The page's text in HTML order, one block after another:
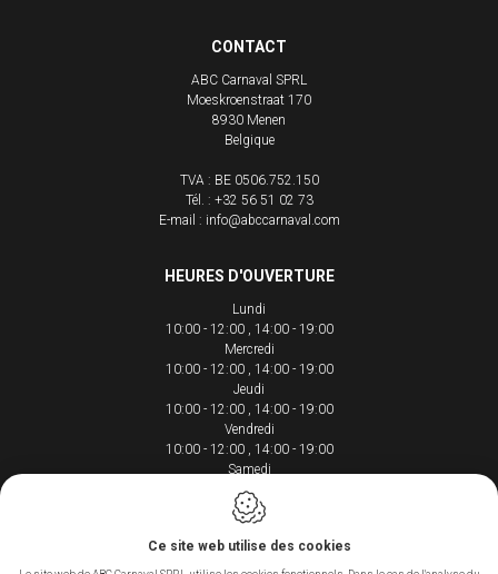
CONTACT
ABC Carnaval SPRL
Moeskroenstraat 170
8930 Menen
Belgique
TVA : BE 0506.752.150
Tél. : +32 56 51 02 73
E-mail : info@abccarnaval.com
HEURES D'OUVERTURE
Lundi
10:00 - 12:00
14:00 - 19:00
Mercredi
10:00 - 12:00
14:00 - 19:00
Jeudi
10:00 - 12:00
14:00 - 19:00
Vendredi
10:00 - 12:00
14:00 - 19:00
Samedi
10:00 - 12:00
14:00 - 18:00
Ce site web utilise des cookies